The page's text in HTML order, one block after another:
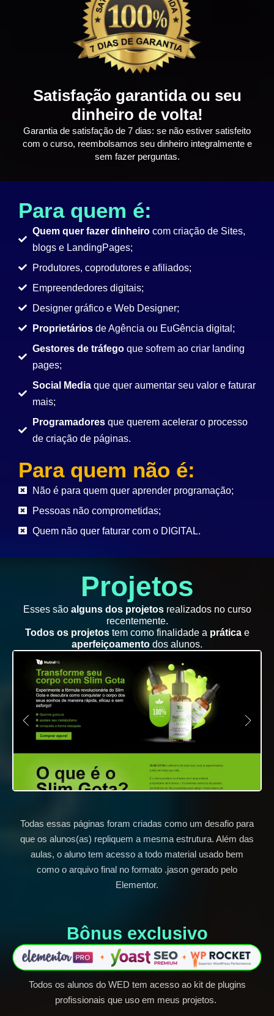
Satisfação garantida ou seu
dinheiro de volta!
Garantia de satisfação de 7 dias: se não estiver satisfeito
com o curso, reembolsamos seu dinheiro integralmente e
sem fazer perguntas.
Para quem é:
Quem quer fazer dinheiro com criação de Sites,
blogs e LandingPages;
Produtores, coprodutores e afiliados;
Empreendedores digitais;
Designer gráfico e Web Designer;
Proprietários de Agência ou EuGência digital;
Gestores de tráfegoque sofrem ao criar landing
pages;
Social Media que quer aumentar seu valor e faturar
mais;
Programadores que querem acelerar o processo
de criação de páginas.
Para quem não é:
Não é para quem quer aprender programação;
Pessoas não comprometidas;
Quem não quer faturar com o DIGITAL.
Projetos
Esses sãoalguns dos projetosrealizados no curso
recentemente.
Todos os projetos tem como finalidade a prática e
aperfeiçoamento dos alunos.
Todas essas páginas foram criadas como um desafio para
que os alunos(as) repliquem a mesma estrutura. Além das
aulas, o aluno tem acesso a todo material usado bem
como o arquivo final no formato .jason gerado pelo
Elementor.
Bônus exclusivo​
Todos os alunos do WED tem acesso ao kit de plugins
profissionais que uso em meus projetos.